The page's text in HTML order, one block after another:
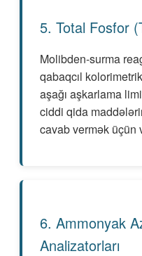
5. Total Fosfor
Molibden-surma
qabaqcıl
aşağı aşkarlama
ciddi qida
cavab vermək üçün
6. Ammonyak
Analizatorları